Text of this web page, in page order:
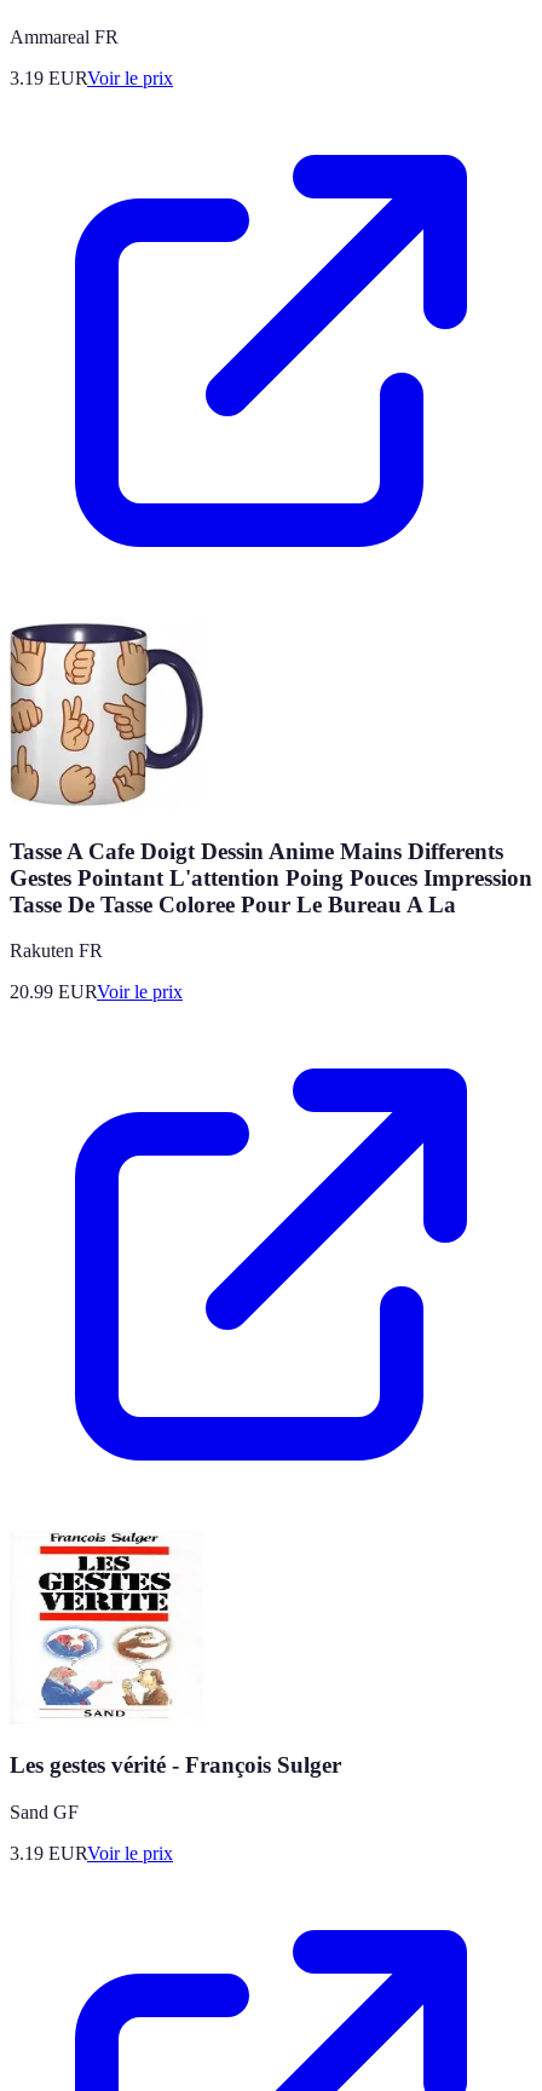
Ammareal FR
3.19 EURVoir le prix
Tasse A Cafe Doigt Dessin Anime Mains Differents
Gestes Pointant L'attention Poing Pouces Impression
Tasse De Tasse Coloree Pour Le Bureau A La
Rakuten FR
20.99 EURVoir le prix
Les gestes vérité - François Sulger
Sand GF
3.19 EURVoir le prix